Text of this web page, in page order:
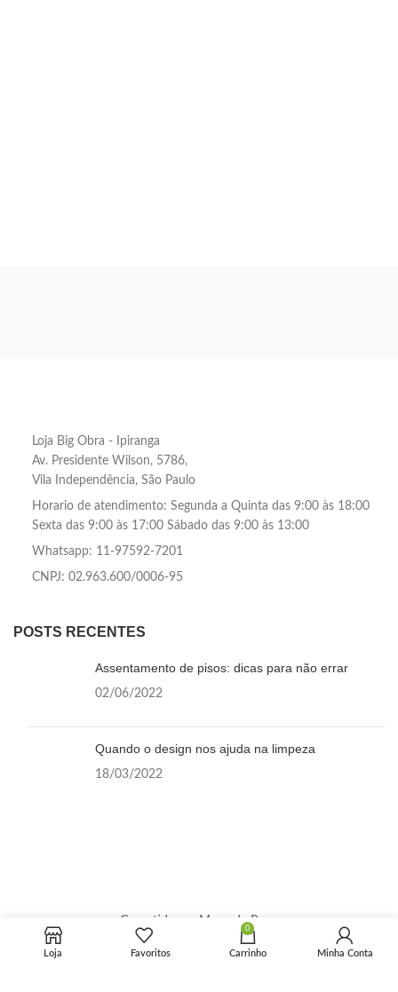
Loja Big Obra - Ipiranga
Av. Presidente Wilson, 5786,
Vila Independência, São Paulo
Horario de atendimento: Segunda a Quinta das 9:00 às 18:00
Sexta das 9:00 às 17:00 Sábado das 9:00 às 13:00
Whatsapp: 11-97592-7201
CNPJ: 02.963.600/0006-95
POSTS RECENTES
Assentamento de pisos: dicas para não errar
02/06/2022
Quando o design nos ajuda na limpeza
18/03/2022
Garantido por Mercado Pago
Loja Favoritos
0
Carrinho Minha Conta